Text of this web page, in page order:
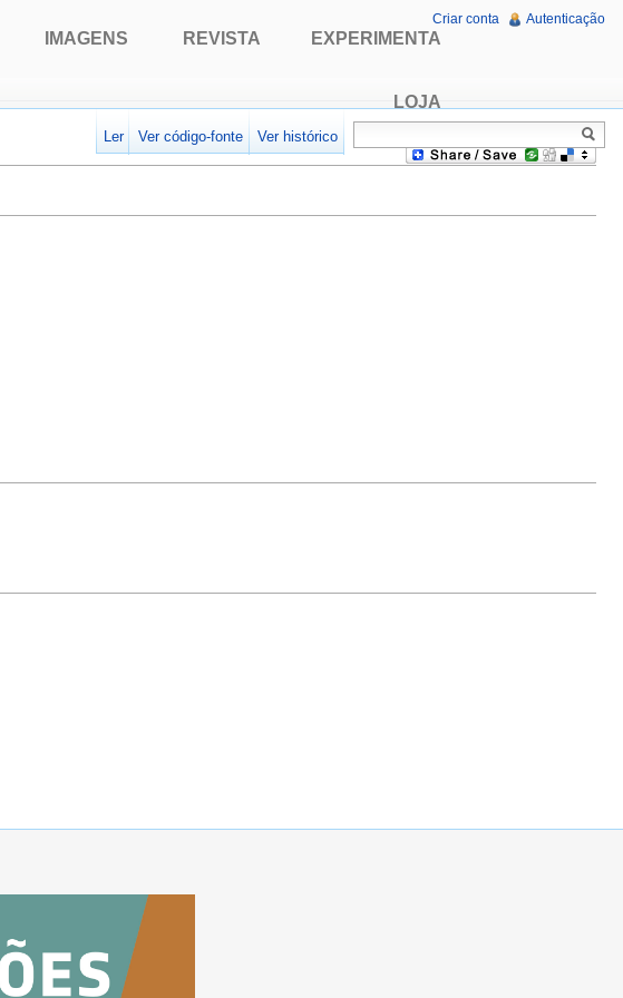
IMAGENS REVISTA EXPERIMENTA
LOJA
Criar conta Autenticação
Ler Ver código-fonte Ver histórico